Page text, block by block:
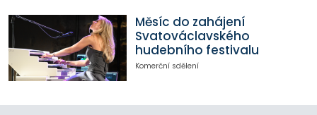
Měsíc do zahájení
Svatováclavského
hudebního festivalu
Komerční sdělení